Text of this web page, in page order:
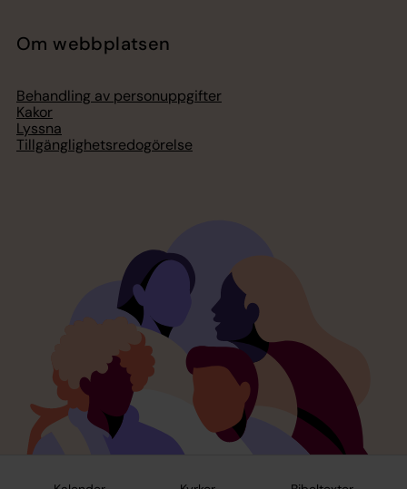
Om webbplatsen
Behandling av personuppgifter
Kakor
Lyssna
Tillgänglighetsredogörelse